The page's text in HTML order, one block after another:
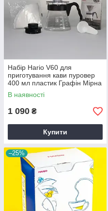
Набір Hario V60 для
приготування кави пуровер
400 мл пластик Графін Мірна
ложка Фільтри
В наявності
1 090 ₴
Купити
–25%